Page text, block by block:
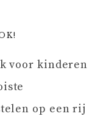
voor kinderen
op een rij